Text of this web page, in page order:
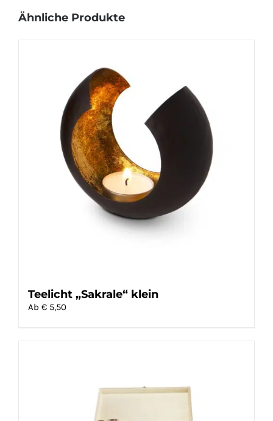
Ähnliche Produkte
Teelicht „Sakrale“ klein
Ab € 5,50